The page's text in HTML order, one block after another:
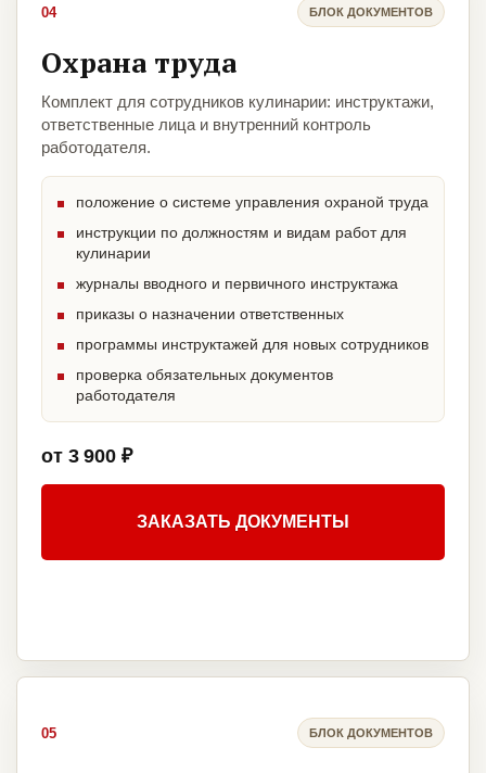
04 БЛОК ДОКУМЕНТОВ
Охрана труда
Комплект для сотрудников кулинарии: инструктажи,
ответственные лица и внутренний контроль
работодателя.
положение о системе управления охраной труда
инструкции по должностям и видам работ для
кулинарии
журналы вводного и первичного инструктажа
приказы о назначении ответственных
программы инструктажей для новых сотрудников
проверка обязательных документов
работодателя
от 3 900 ₽
ЗАКАЗАТЬ ДОКУМЕНТЫ
05 БЛОК ДОКУМЕНТОВ